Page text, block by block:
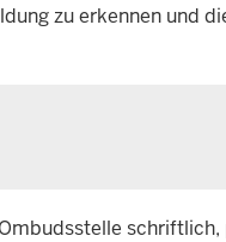
zu erkennen und